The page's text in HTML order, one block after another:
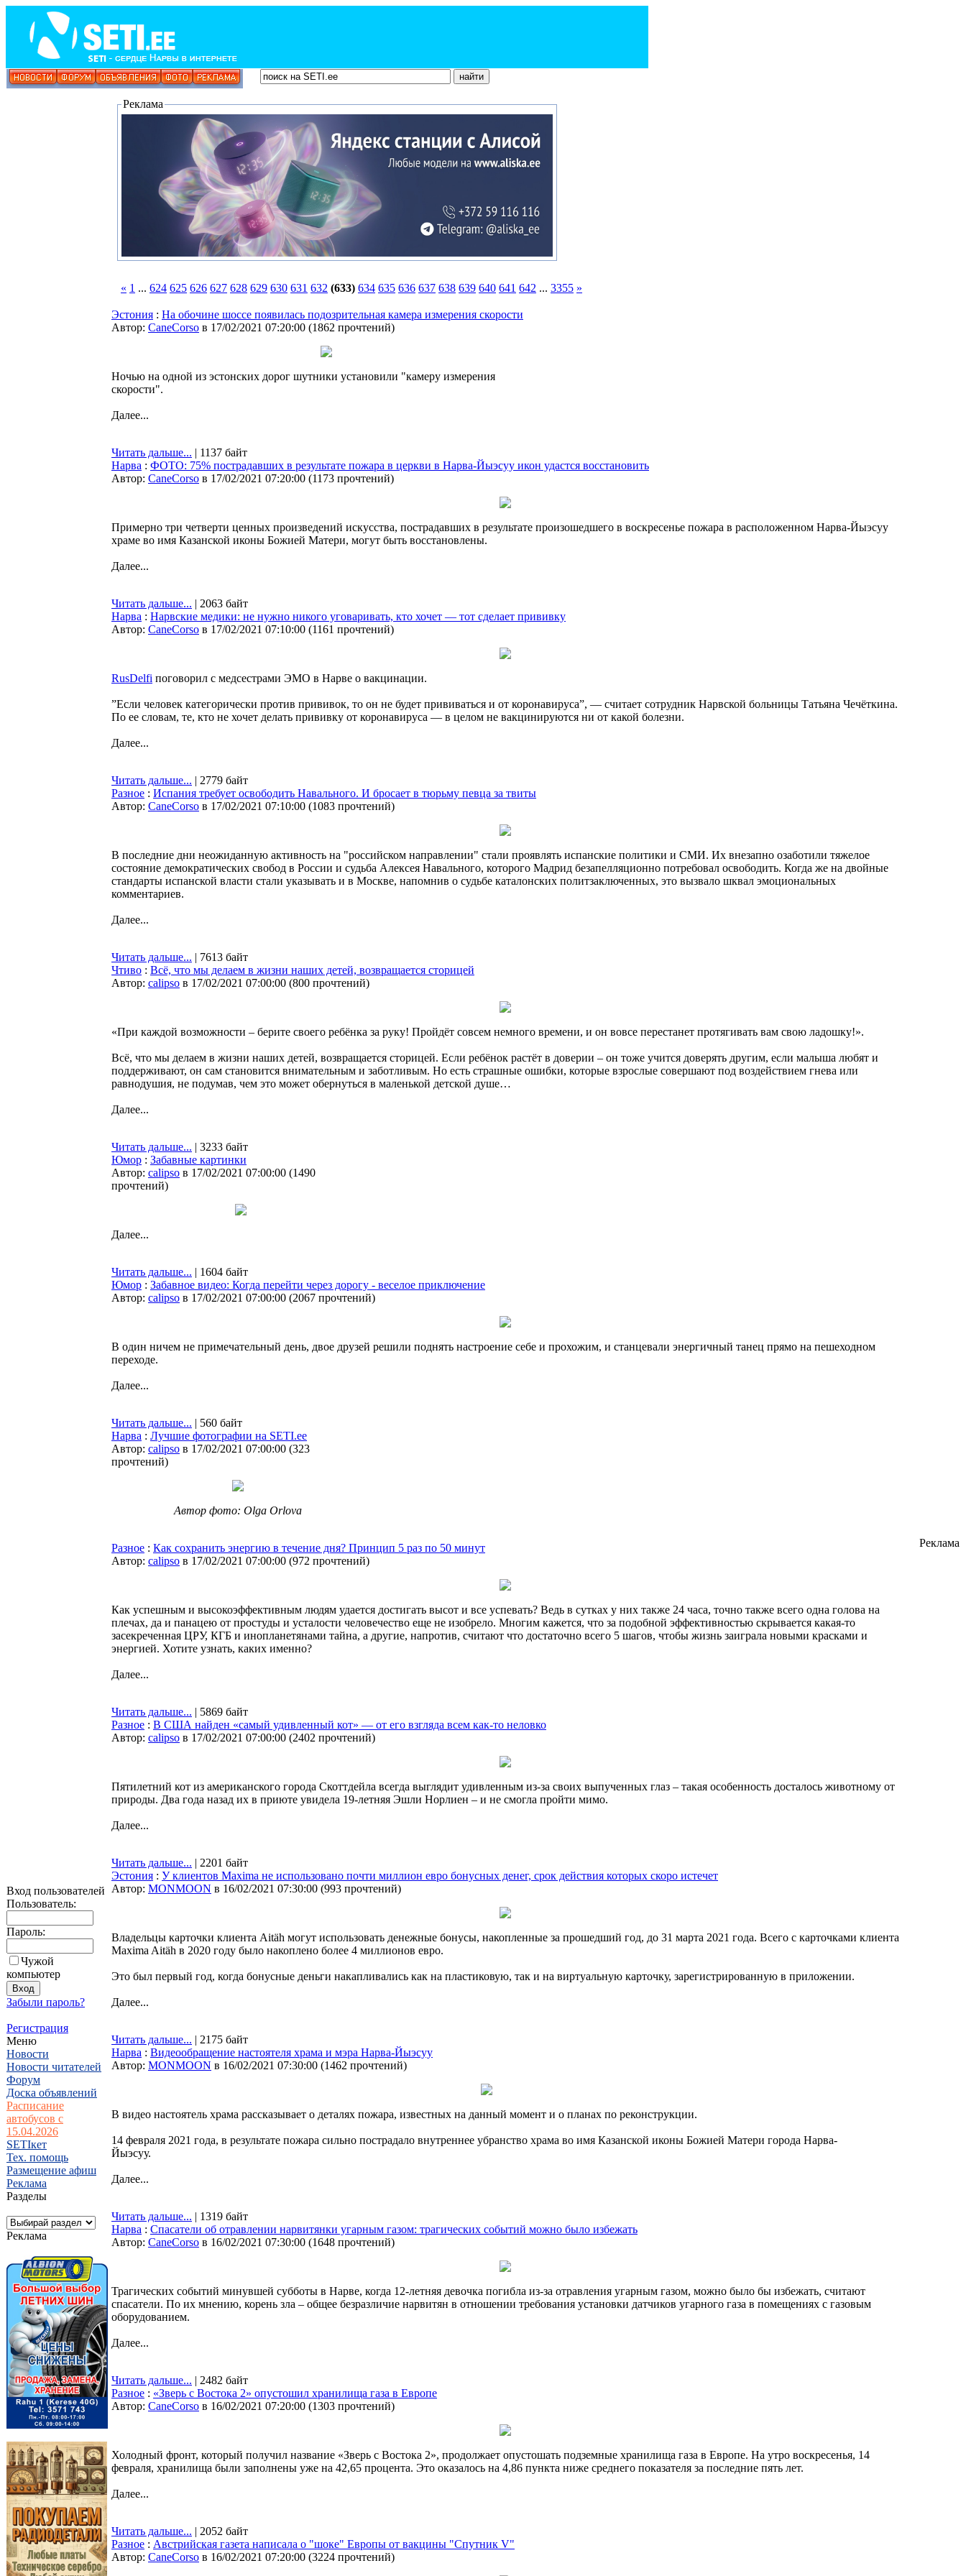
Вход пользователей
Пользователь:
Пароль:
Чужой
компьютер
Забыли пароль?
Регистрация
Меню
Новости
Новости читателей
Форум
Доска объявлений
Расписание
автобусов с
15.04.2026
SETIкет
Тех. помощь
Размещение афиш
Реклама
Разделы
Реклама
Реклама
« 1 ... 624 625 626 627 628 629 630 631 632 (633) 634 635 636 637 638 639 640 641 642 ... 3355 »
Эстония : На обочине шоссе появилась подозрительная камера измерения скорости
Автор: CaneCorso в 17/02/2021 07:20:00 (1862 прочтений)
Ночью на одной из эстонских дорог шутники установили "камеру измерения
скорости".
Далее...
Читать дальше... | 1137 байт
Нарва : ФОТО: 75% пострадавших в результате пожара в церкви в Нарва-Йыэсуу икон удастся восстановить
Автор: CaneCorso в 17/02/2021 07:20:00 (1173 прочтений)
Примерно три четверти ценных произведений искусства, пострадавших в результате произошедшего в воскресенье пожара в расположенном Нарва-Йыэсуу
храме во имя Казанской иконы Божией Матери, могут быть восстановлены.
Далее...
Читать дальше... | 2063 байт
Нарва : Нарвские медики: не нужно никого уговаривать, кто хочет — тот сделает прививку
Автор: CaneCorso в 17/02/2021 07:10:00 (1161 прочтений)
RusDelfi поговорил с медсестрами ЭМО в Нарве о вакцинации.
”Если человек категорически против прививок, то он не будет прививаться и от коронавируса”, — считает сотрудник Нарвской больницы Татьяна Чечёткина.
По ее словам, те, кто не хочет делать прививку от коронавируса — в целом не вакцинируются ни от какой болезни.
Далее...
Читать дальше... | 2779 байт
Разное : Испания требует освободить Навального. И бросает в тюрьму певца за твиты
Автор: CaneCorso в 17/02/2021 07:10:00 (1083 прочтений)
В последние дни неожиданную активность на "российском направлении" стали проявлять испанские политики и СМИ. Их внезапно озаботили тяжелое
состояние демократических свобод в России и судьба Алексея Навального, которого Мадрид безапелляционно потребовал освободить. Когда же на двойные
стандарты испанской власти стали указывать и в Москве, напомнив о судьбе каталонских политзаключенных, это вызвало шквал эмоциональных
комментариев.
Далее...
Читать дальше... | 7613 байт
Чтиво : Всё, что мы делаем в жизни наших детей, возвращается сторицей
Автор: calipso в 17/02/2021 07:00:00 (800 прочтений)
«При каждой возможности – берите своего ребёнка за руку! Пройдёт совсем немного времени, и он вовсе перестанет протягивать вам свою ладошку!».
Всё, что мы делаем в жизни наших детей, возвращается сторицей. Если ребёнок растёт в доверии – он тоже учится доверять другим, если малыша любят и
поддерживают, он сам становится внимательным и заботливым. Но есть страшные ошибки, которые взрослые совершают под воздействием гнева или
равнодушия, не подумав, чем это может обернуться в маленькой детской душе…
Далее...
Читать дальше... | 3233 байт
Юмор : Забавные картинки
Автор: calipso в 17/02/2021 07:00:00 (1490
прочтений)
Далее...
Читать дальше... | 1604 байт
Юмор : Забавное видео: Когда перейти через дорогу - веселое приключение
Автор: calipso в 17/02/2021 07:00:00 (2067 прочтений)
В один ничем не примечательный день, двое друзей решили поднять настроение себе и прохожим, и станцевали энергичный танец прямо на пешеходном
переходе.
Далее...
Читать дальше... | 560 байт
Нарва : Лучшие фотографии на SETI.ee
Автор: calipso в 17/02/2021 07:00:00 (323
прочтений)
Автор фото: Olga Orlova
Разное : Как сохранить энергию в течение дня? Принцип 5 раз по 50 минут
Автор: calipso в 17/02/2021 07:00:00 (972 прочтений)
Как успешным и высокоэффективным людям удается достигать высот и все успевать? Ведь в сутках у них также 24 часа, точно также всего одна голова на
плечах, да и панацею от простуды и усталости человечество еще не изобрело. Многим кажется, что за подобной эффективностью скрывается какая-то
засекреченная ЦРУ, КГБ и инопланетянами тайна, а другие, напротив, считают что достаточно всего 5 шагов, чтобы жизнь заиграла новыми красками и
энергией. Хотите узнать, каких именно?
Далее...
Читать дальше... | 5869 байт
Разное : В США найден «самый удивленный кот» — от его взгляда всем как-то неловко
Автор: calipso в 17/02/2021 07:00:00 (2402 прочтений)
Пятилетний кот из американского города Скоттдейла всегда выглядит удивленным из-за своих выпученных глаз – такая особенность досталось животному от
природы. Два года назад их в приюте увидела 19-летняя Эшли Норлиен – и не смогла пройти мимо.
Далее...
Читать дальше... | 2201 байт
Эстония : У клиентов Maxima не использовано почти миллион евро бонусных денег, срок действия которых скоро истечет
Автор: MONMOON в 16/02/2021 07:30:00 (993 прочтений)
Владельцы карточки клиента Aitäh могут использовать денежные бонусы, накопленные за прошедший год, до 31 марта 2021 года. Всего с карточками клиента
Maxima Aitäh в 2020 году было накоплено более 4 миллионов евро.
Это был первый год, когда бонусные деньги накапливались как на пластиковую, так и на виртуальную карточку, зарегистрированную в приложении.
Далее...
Читать дальше... | 2175 байт
Нарва : Видеообращение настоятеля храма и мэра Нарва-Йыэсуу
Автор: MONMOON в 16/02/2021 07:30:00 (1462 прочтений)
В видео настоятель храма рассказывает о деталях пожара, известных на данный момент и о планах по реконструкции.
14 февраля 2021 года, в результате пожара сильно пострадало внутреннее убранство храма во имя Казанской иконы Божией Матери города Нарва-
Йыэсуу.
Далее...
Читать дальше... | 1319 байт
Нарва : Спасатели об отравлении нарвитянки угарным газом: трагических событий можно было избежать
Автор: CaneCorso в 16/02/2021 07:30:00 (1648 прочтений)
Трагических событий минувшей субботы в Нарве, когда 12-летняя девочка погибла из-за отравления угарным газом, можно было бы избежать, считают
спасатели. По их мнению, корень зла – общее безразличие нарвитян в отношении требования установки датчиков угарного газа в помещениях с газовым
оборудованием.
Далее...
Читать дальше... | 2482 байт
Разное : «Зверь с Востока 2» опустошил хранилища газа в Европе
Автор: CaneCorso в 16/02/2021 07:20:00 (1303 прочтений)
Холодный фронт, который получил название «Зверь с Востока 2», продолжает опустошать подземные хранилища газа в Европе. На утро воскресенья, 14
февраля, хранилища были заполнены уже на 42,65 процента. Это оказалось на 4,86 пункта ниже среднего показателя за последние пять лет.
Далее...
Читать дальше... | 2052 байт
Разное : Австрийская газета написала о "шоке" Европы от вакцины "Спутник V"
Автор: CaneCorso в 16/02/2021 07:20:00 (3224 прочтений)
Реклама